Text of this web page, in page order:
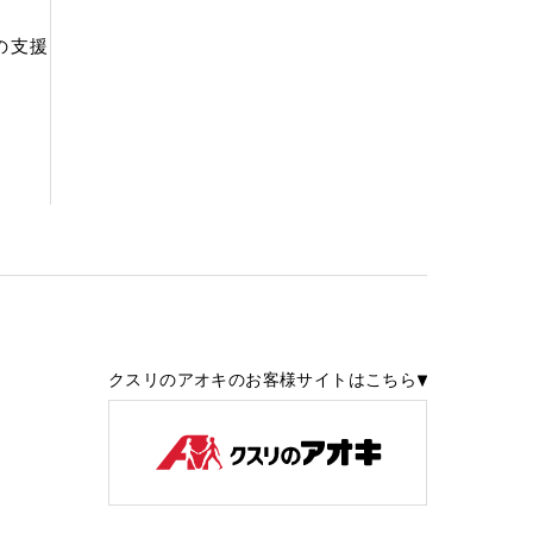
支援
クスリのアオキのお客様サイトはこちら